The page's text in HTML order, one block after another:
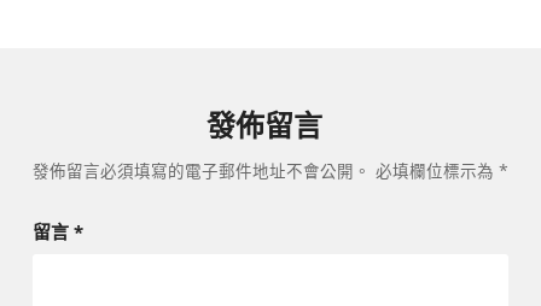
發佈留言
發佈留言必須填寫的電子郵件地址不會公開。 必填欄位標示為 *
留言 *